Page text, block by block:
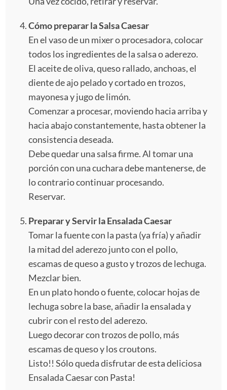
Cómo preparar la Salsa Caesar
En el vaso de un mixer o procesadora, colocar
todos los ingredientes de la salsa o aderezo.
El aceite de oliva, queso rallado, anchoas, el
diente de ajo pelado y cortado en trozos,
mayonesa y jugo de limón.
Comenzar a procesar, moviendo hacia arriba y
hacia abajo constantemente, hasta obtener la
consistencia deseada.
Debe quedar una salsa firme. Al tomar una
porción con una cuchara debe mantenerse, de
lo contrario continuar procesando.
Reservar.
Preparar y Servir la Ensalada Caesar
Tomar la fuente con la pasta (ya fría) y añadir
la mitad del aderezo junto con el pollo,
escamas de queso a gusto y trozos de lechuga.
Mezclar bien.
En un plato hondo o fuente, colocar hojas de
lechuga sobre la base, añadir la ensalada y
cubrir con el resto del aderezo.
Luego decorar con trozos de pollo, más
escamas de queso y los croutons.
Listo!! Sólo queda disfrutar de esta deliciosa
Ensalada Caesar con Pasta!